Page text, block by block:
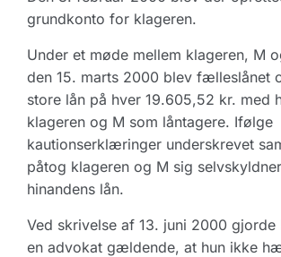
grundkonto for klageren.
Under et møde mellem klageren, M
den 15. marts 2000 blev fælleslånet
store lån på hver 19.605,52 kr. med
klageren og M som låntagere. Ifølge
kautionserklæringer underskrevet
påtog klageren og M sig
hinandens lån.
Ved skrivelse af 13. juni 2000 gjorde
en advokat gældende, at hun ikke